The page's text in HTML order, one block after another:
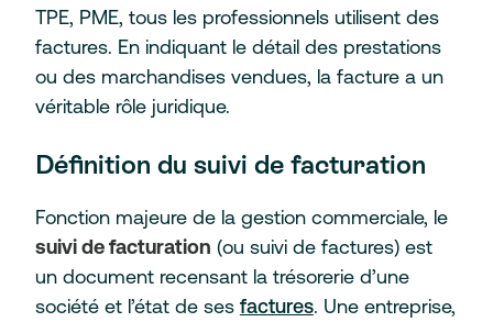
TPE, PME, tous les professionnels utilisent des
factures. En indiquant le détail des prestations
ou des marchandises vendues, la facture a un
véritable rôle juridique.
Définition du suivi de facturation
Fonction majeure de la gestion commerciale, le
suivi de facturation (ou suivi de factures) est
un document recensant la trésorerie d’une
société et l’état de ses factures. Une entreprise,